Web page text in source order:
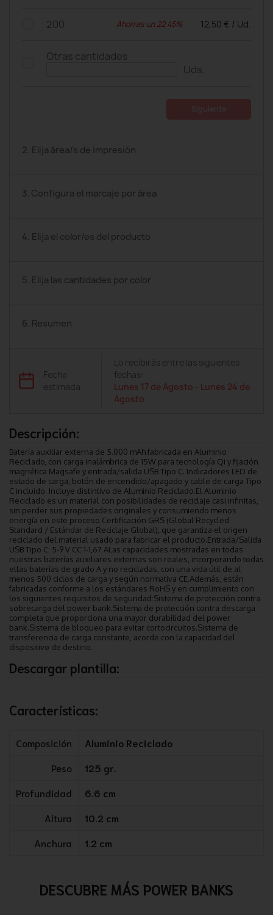
200 Ahorras un 22,45% 12,50 € / Ud.
Otras cantidades
Uds.
2. Elija área/s de impresión
3. Configura el marcaje por área
4. Elija el color/es del producto
5. Elija las cantidades por color
6. Resumen
Fecha
estimada
Lo recibirás entre las siguientes
fechas:
Lunes 17 de Agosto - Lunes 24 de
Agosto
Descripción:
Batería auxiliar externa de 5.000 mAh fabricada en Aluminio
Reciclado, con carga inalámbrica de 15W para tecnología Qi y fijación
magnética Magsafe y entrada/salida USB Tipo C. Indicadores LED de
estado de carga, botón de encendido/apagado y cable de carga Tipo
C incluido. Incluye distintivo de Aluminio Reciclado.El Aluminio
Reciclado es un material con posibilidades de reciclaje casi infinitas,
sin perder sus propiedades originales y consumiendo menos
energía en este proceso.Certificación GRS (Global Recycled
Standard / Estándar de Reciclaje Global), que garantiza el origen
reciclado del material usado para fabricar el producto.Entrada/Salida
USB Tipo C: 5-9 V CC 1-1,67 ALas capacidades mostradas en todas
nuestras baterías auxiliares externas son reales, incorporando todas
ellas baterías de grado A y no recicladas, con una vida útil de al
menos 500 ciclos de carga y según normativa CE.Además, están
fabricadas conforme a los estándares RoHS y en cumplimiento con
los siguientes requisitos de seguridad:Sistema de protección contra
sobrecarga del power bank.Sistema de protección contra descarga
completa que proporciona una mayor durabilidad del power
bank.Sistema de bloqueo para evitar cortocircuitos.Sistema de
transferencia de carga constante, acorde con la capacidad del
dispositivo de destino.
Descargar plantilla:
Características:
Composición
Aluminio Reciclado
Peso
125 gr.
Profundidad
6.6 cm
Altura
10.2 cm
Anchura
1.2 cm
DESCUBRE MÁS POWER BANKS